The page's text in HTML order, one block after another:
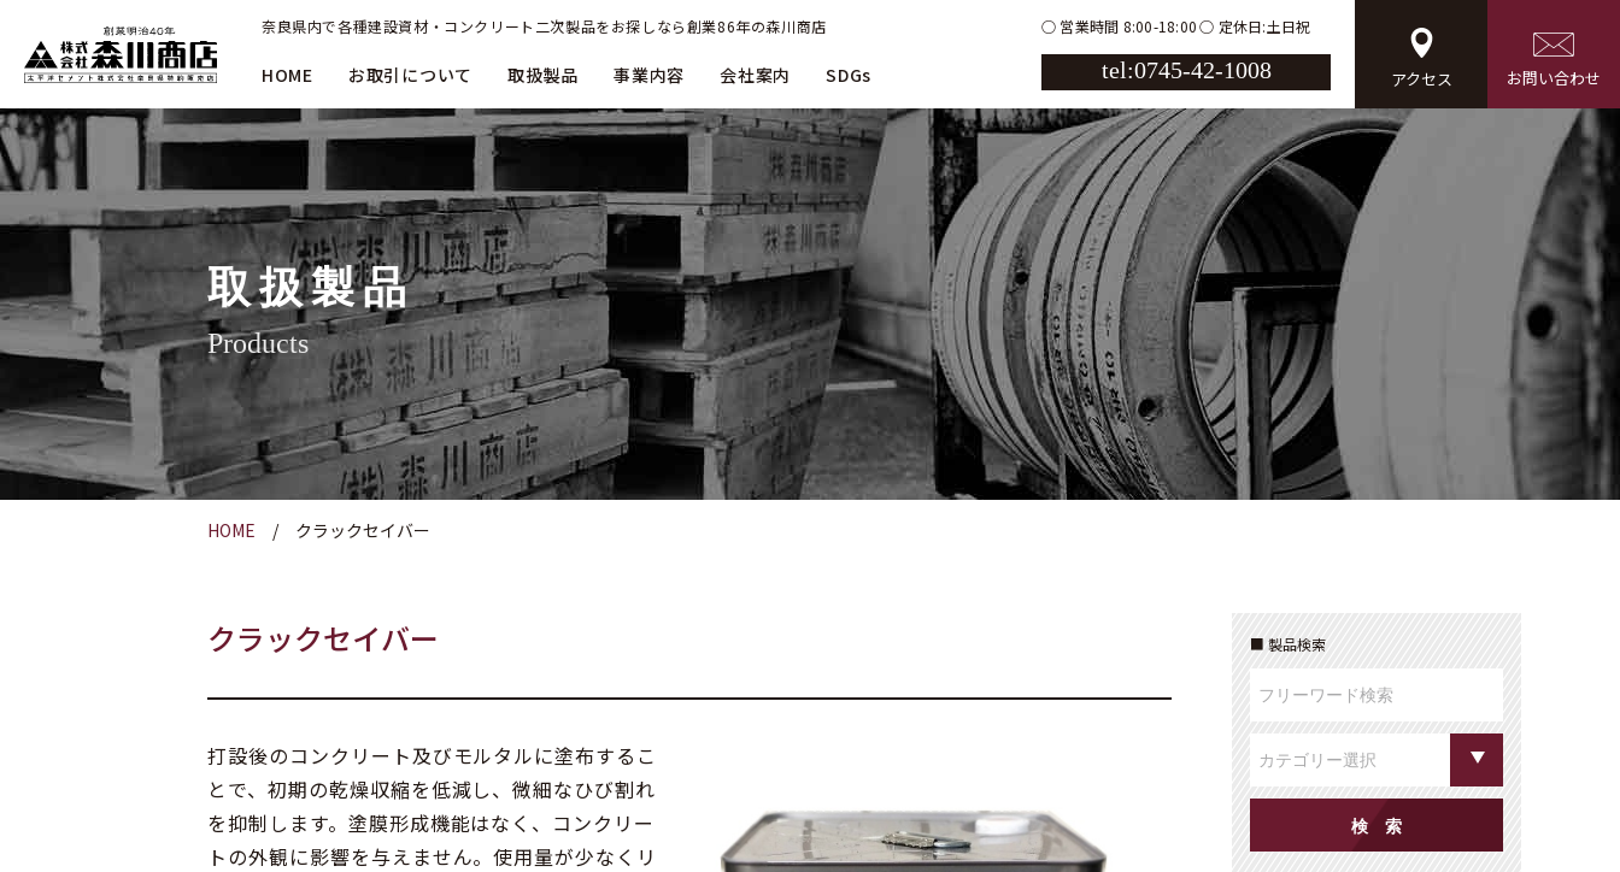
奈良県内で各種建設資材・コンクリート二次製品をお探しなら創業86年の森川商店
HOME お取引について 取扱製品 事業内容 会社案内 SDGs
営業時間 8:00-18:00 定休日:土日祝
tel:0745-42-1008 アクセス お問い合わせ
取扱製品
Products
HOME クラックセイバー
クラックセイバー
打設後のコンクリート及びモルタルに塗布するこ
とで、初期の乾燥収縮を低減し、微細なひび割れ
を抑制します。塗膜形成機能はなく、コンクリー
トの外観に影響を与えません。使用量が少なくリ
製品検索